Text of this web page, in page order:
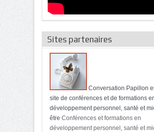
Sites partenaires
Conversation Papillon
site de conférences et de formations
développement personnel, santé et
être Conférences et formations en
développement personnel, santé et